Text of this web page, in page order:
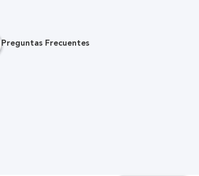
Preguntas Frecuentes